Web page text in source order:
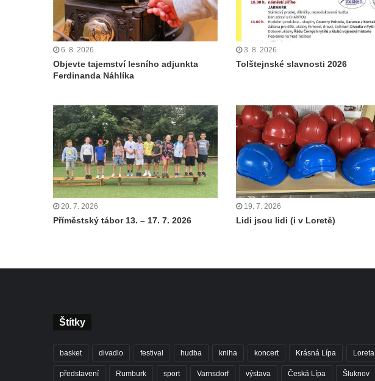
6. 8. 2026
Objevte tajemství lesního adjunkta
Ferdinanda Náhlíka
3. 8. 2026
Tolštejnské slavnosti 2026
20. 7. 2026
Příměstský tábor 13. – 17. 7. 2026
19. 7. 2026
Lidi jsou lidi (i v Loretě)
Štítky
basket divadlo festival hudba kniha koncert Krásná Lípa Loreta
představení Rumburk sport Varnsdorf výstava Česká Lípa Šluknov